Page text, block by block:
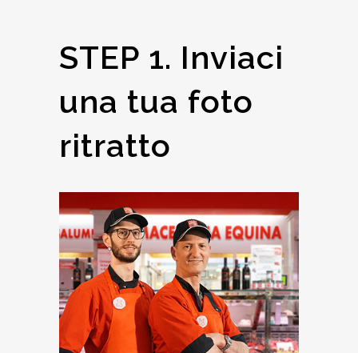
STEP 1. Inviaci
una tua foto
ritratto